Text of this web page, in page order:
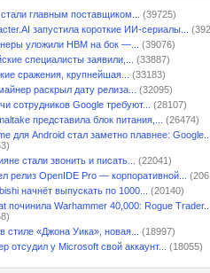
главным поставщиком...
(39725)
запустила короткие ИИ-сериалы...
уложили HBM на бок —...
(39076)
специалисты заявили,...
(33887)
сражения, крупнейшая...
(33183)
раскрыл дату релиза...
(32095)
сотрудников Google требуют...
(28107)
представила блок питания,...
(26474)
для Android стал заметно плавнее: Google...
стали звонить и писать...
(22041)
релиз OpenIDE Pro — корпоративной...
начнёт выпускать по 1000...
(20140)
починила Warhammer 40,000: Rogue Trader...
стиле «Джона Уика», новая...
(18997)
отсудил у Microsoft свой аккаунт...
(18055)